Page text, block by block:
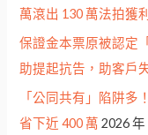
萬滾出 130 萬法拍獲利
保證金本票原被認定
助提起抗告，助客戶
「公同共有」陷阱多
省下近 400 萬 2026 年